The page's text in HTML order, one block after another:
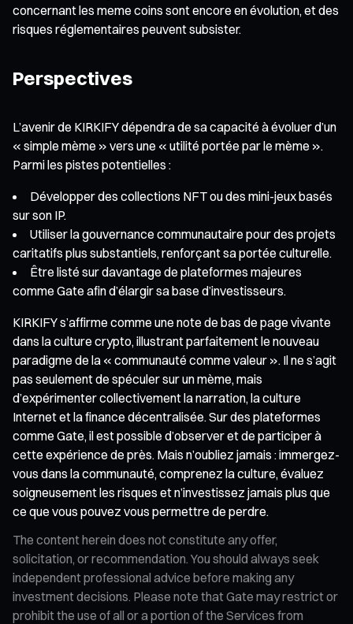
concernant les meme coins sont encore en évolution, et des
risques réglementaires peuvent subsister.
Perspectives
L’avenir de KIRKIFY dépendra de sa capacité à évoluer d’un
« simple mème » vers une « utilité portée par le mème ».
Parmi les pistes potentielles :
Développer des collections NFT ou des mini-jeux basés
sur son IP.
Utiliser la gouvernance communautaire pour des projets
caritatifs plus substantiels, renforçant sa portée culturelle.
Être listé sur davantage de plateformes majeures
comme Gate afin d’élargir sa base d’investisseurs.
KIRKIFY s’affirme comme une note de bas de page vivante
dans la culture crypto, illustrant parfaitement le nouveau
paradigme de la « communauté comme valeur ». Il ne s’agit
pas seulement de spéculer sur un mème, mais
d’expérimenter collectivement la narration, la culture
Internet et la finance décentralisée. Sur des plateformes
comme Gate, il est possible d’observer et de participer à
cette expérience de près. Mais n’oubliez jamais : immergez-
vous dans la communauté, comprenez la culture, évaluez
soigneusement les risques et n’investissez jamais plus que
ce que vous pouvez vous permettre de perdre.
The content herein does not constitute any offer,
solicitation, or recommendation. You should always seek
independent professional advice before making any
investment decisions. Please note that Gate may restrict or
prohibit the use of all or a portion of the Services from